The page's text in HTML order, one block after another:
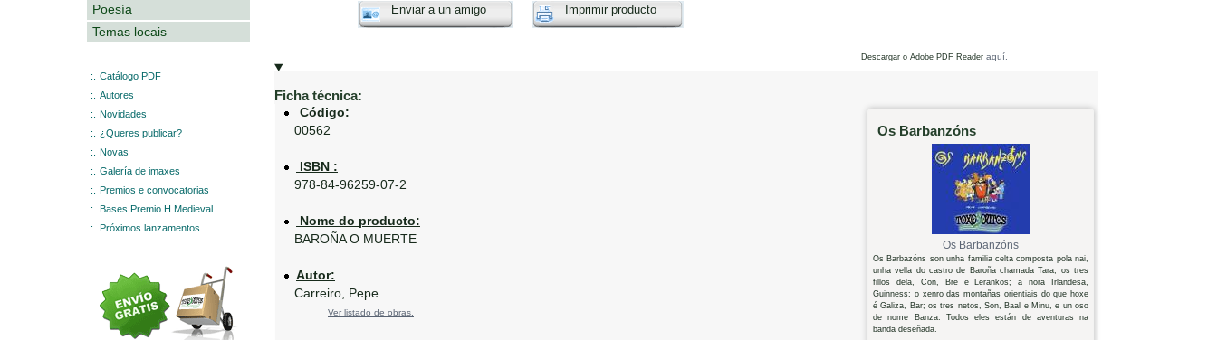
Poesía
Temas locais
:.
Catálogo PDF
:.
Autores
:.
Novidades
:.
¿Queres publicar?
:.
Novas
:.
Galería de imaxes
:.
Premios e convocatorias
:.
Bases Premio H Medieval
:.
Próximos lanzamentos
Enviar a un amigo Imprimir producto
Descargar o Adobe PDF Reader aquí.
Ficha técnica:
Os Barbanzóns
Os Barbanzóns
Os Barbazóns son unha familia celta composta pola nai,
unha vella do castro de Baroña chamada Tara; os tres
fillos dela, Con, Bre e Lerankos; a nora Irlandesa,
Guinness; o xenro das montañas orientiais do que hoxe
é Galiza, Bar; os tres netos, Son, Baal e Minu, e un oso
de nome Banza. Todos eles están de aventuras na
banda deseñada.
Código:
00562
ISBN :
978-84-96259-07-2
Nome do producto:
BAROÑA O MUERTE
Autor:
Carreiro, Pepe
Ver listado de obras.